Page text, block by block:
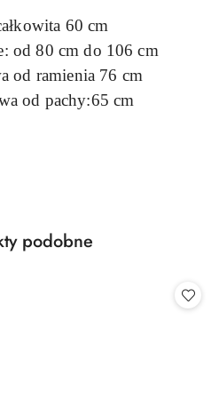
60 cm
od 80 cm do 106 cm
od ramienia 76 cm
od pachy:65 cm
podobne